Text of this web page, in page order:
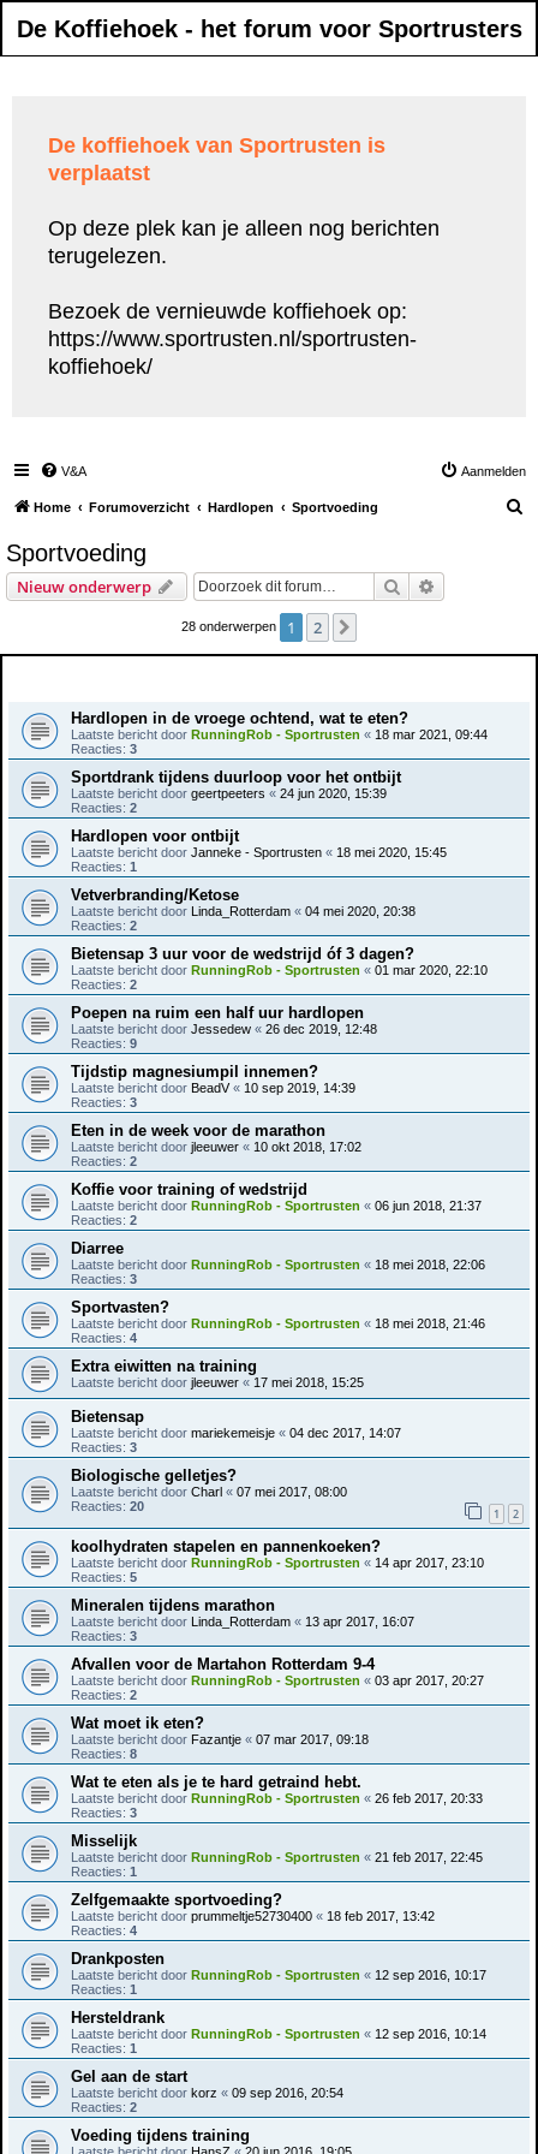
De Koffiehoek - het forum voor Sportrusters
De koffiehoek van Sportrusten is
verplaatst
Op deze plek kan je alleen nog berichten
terugelezen.
Bezoek de vernieuwde koffiehoek op:
https://www.sportrusten.nl/sportrusten-
koffiehoek/
V&A Aanmelden
Home Forumoverzicht Hardlopen Sportvoeding
Sportvoeding
Nieuw onderwerp Zoek
28 onderwerpen 1 2
Hardlopen in de vroege ochtend, wat te eten?
Laatste bericht door RunningRob - Sportrusten « 18 mar 2021, 09:44
Reacties: 3
Sportdrank tijdens duurloop voor het ontbijt
Laatste bericht door geertpeeters « 24 jun 2020, 15:39
Reacties: 2
Hardlopen voor ontbijt
Laatste bericht door Janneke - Sportrusten « 18 mei 2020, 15:45
Reacties: 1
Vetverbranding/Ketose
Laatste bericht door Linda_Rotterdam « 04 mei 2020, 20:38
Reacties: 2
Bietensap 3 uur voor de wedstrijd óf 3 dagen?
Laatste bericht door RunningRob - Sportrusten « 01 mar 2020, 22:10
Reacties: 2
Poepen na ruim een half uur hardlopen
Laatste bericht door Jessedew « 26 dec 2019, 12:48
Reacties: 9
Tijdstip magnesiumpil innemen?
Laatste bericht door BeadV« 10 sep 2019, 14:39
Reacties: 3
Eten in de week voor de marathon
Laatste bericht door jleeuwer « 10 okt 2018, 17:02
Reacties: 2
Koffie voor training of wedstrijd
Laatste bericht door RunningRob - Sportrusten « 06 jun 2018, 21:37
Reacties: 2
Diarree
Laatste bericht door RunningRob - Sportrusten « 18 mei 2018, 22:06
Reacties: 3
Sportvasten?
Laatste bericht door RunningRob - Sportrusten « 18 mei 2018, 21:46
Reacties: 4
Extra eiwitten na training
Laatste bericht door jleeuwer « 17 mei 2018, 15:25
Bietensap
Laatste bericht door mariekemeisje « 04 dec 2017, 14:07
Reacties: 3
Biologische gelletjes?
Laatste bericht door Charl « 07 mei 2017, 08:00
Reacties: 20 1 2
koolhydraten stapelen en pannenkoeken?
Laatste bericht door RunningRob - Sportrusten « 14 apr 2017, 23:10
Reacties: 5
Mineralen tijdens marathon
Laatste bericht door Linda_Rotterdam « 13 apr 2017, 16:07
Reacties: 3
Afvallen voor de Martahon Rotterdam 9-4
Laatste bericht door RunningRob - Sportrusten « 03 apr 2017, 20:27
Reacties: 2
Wat moet ik eten?
Laatste bericht door Fazantje « 07 mar 2017, 09:18
Reacties: 8
Wat te eten als je te hard getraind hebt.
Laatste bericht door RunningRob - Sportrusten « 26 feb 2017, 20:33
Reacties: 3
Misselijk
Laatste bericht door RunningRob - Sportrusten « 21 feb 2017, 22:45
Reacties: 1
Zelfgemaakte sportvoeding?
Laatste bericht door prummeltje52730400 « 18 feb 2017, 13:42
Reacties: 4
Drankposten
Laatste bericht door RunningRob - Sportrusten « 12 sep 2016, 10:17
Reacties: 1
Hersteldrank
Laatste bericht door RunningRob - Sportrusten « 12 sep 2016, 10:14
Reacties: 1
Gel aan de start
Laatste bericht door korz « 09 sep 2016, 20:54
Reacties: 2
Voeding tijdens training